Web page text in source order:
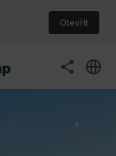
Otevřít